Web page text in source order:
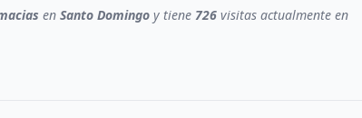
en Santo Domingo y tiene 726 visitas actualmente en